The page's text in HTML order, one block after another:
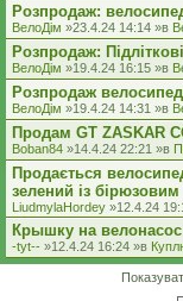
Розпродаж:
ВелоДім »23.4.24 14:14 »в
Розпродаж:
ВелоДім »19.4.24 16:15 »в
Розпродаж
ВелоДім »19.4.24 14:31 »в
Продам GT ZASKAR
Boban84 »14.4.24 22:21 »в
Продається
зелений із бірюзовим
LiudmylaHordey »12.4.24
Крышку на велонасос
-tyt-- »12.4.24 16:24 »в